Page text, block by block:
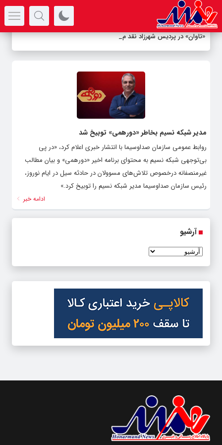
«تاوان» در پردیس شهرزاد نقد می‌_
مدیر شبکه نسیم بخاطر «دورهمی» توبیخ شد
روابط عمومی سازمان صداوسیما با انتشار خبری اعلام کرد، «در پی
بی‌توجهی شبکه نسیم به محتوای برنامه اخیر «دورهمی» و بیان مطالب
غیرمنصفانه درخصوص تلاش‌های مسوولان در حادثه سیل در ایام نوروز،
رئیس سازمان صداوسیما مدیر شبکه نسیم را توبیخ کرد.»
ادامه خبر
آرشیو